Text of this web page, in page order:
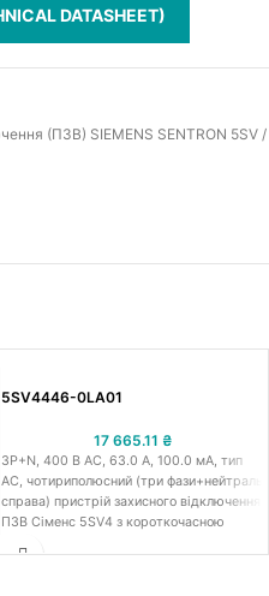
DATASHEET)
(ПЗВ) SIEMENS SENTRON 5SV /
5SV4446-0LA01
17 665.11 ₴
3Р+N, 400 В АС, 63.0 A, 100.0 мА, тип
АС, чотириполюсний (три фази+нейтраль
справа) пристрій захисного відключення
ПЗВ Сіменс 5SV4 з короткочасною